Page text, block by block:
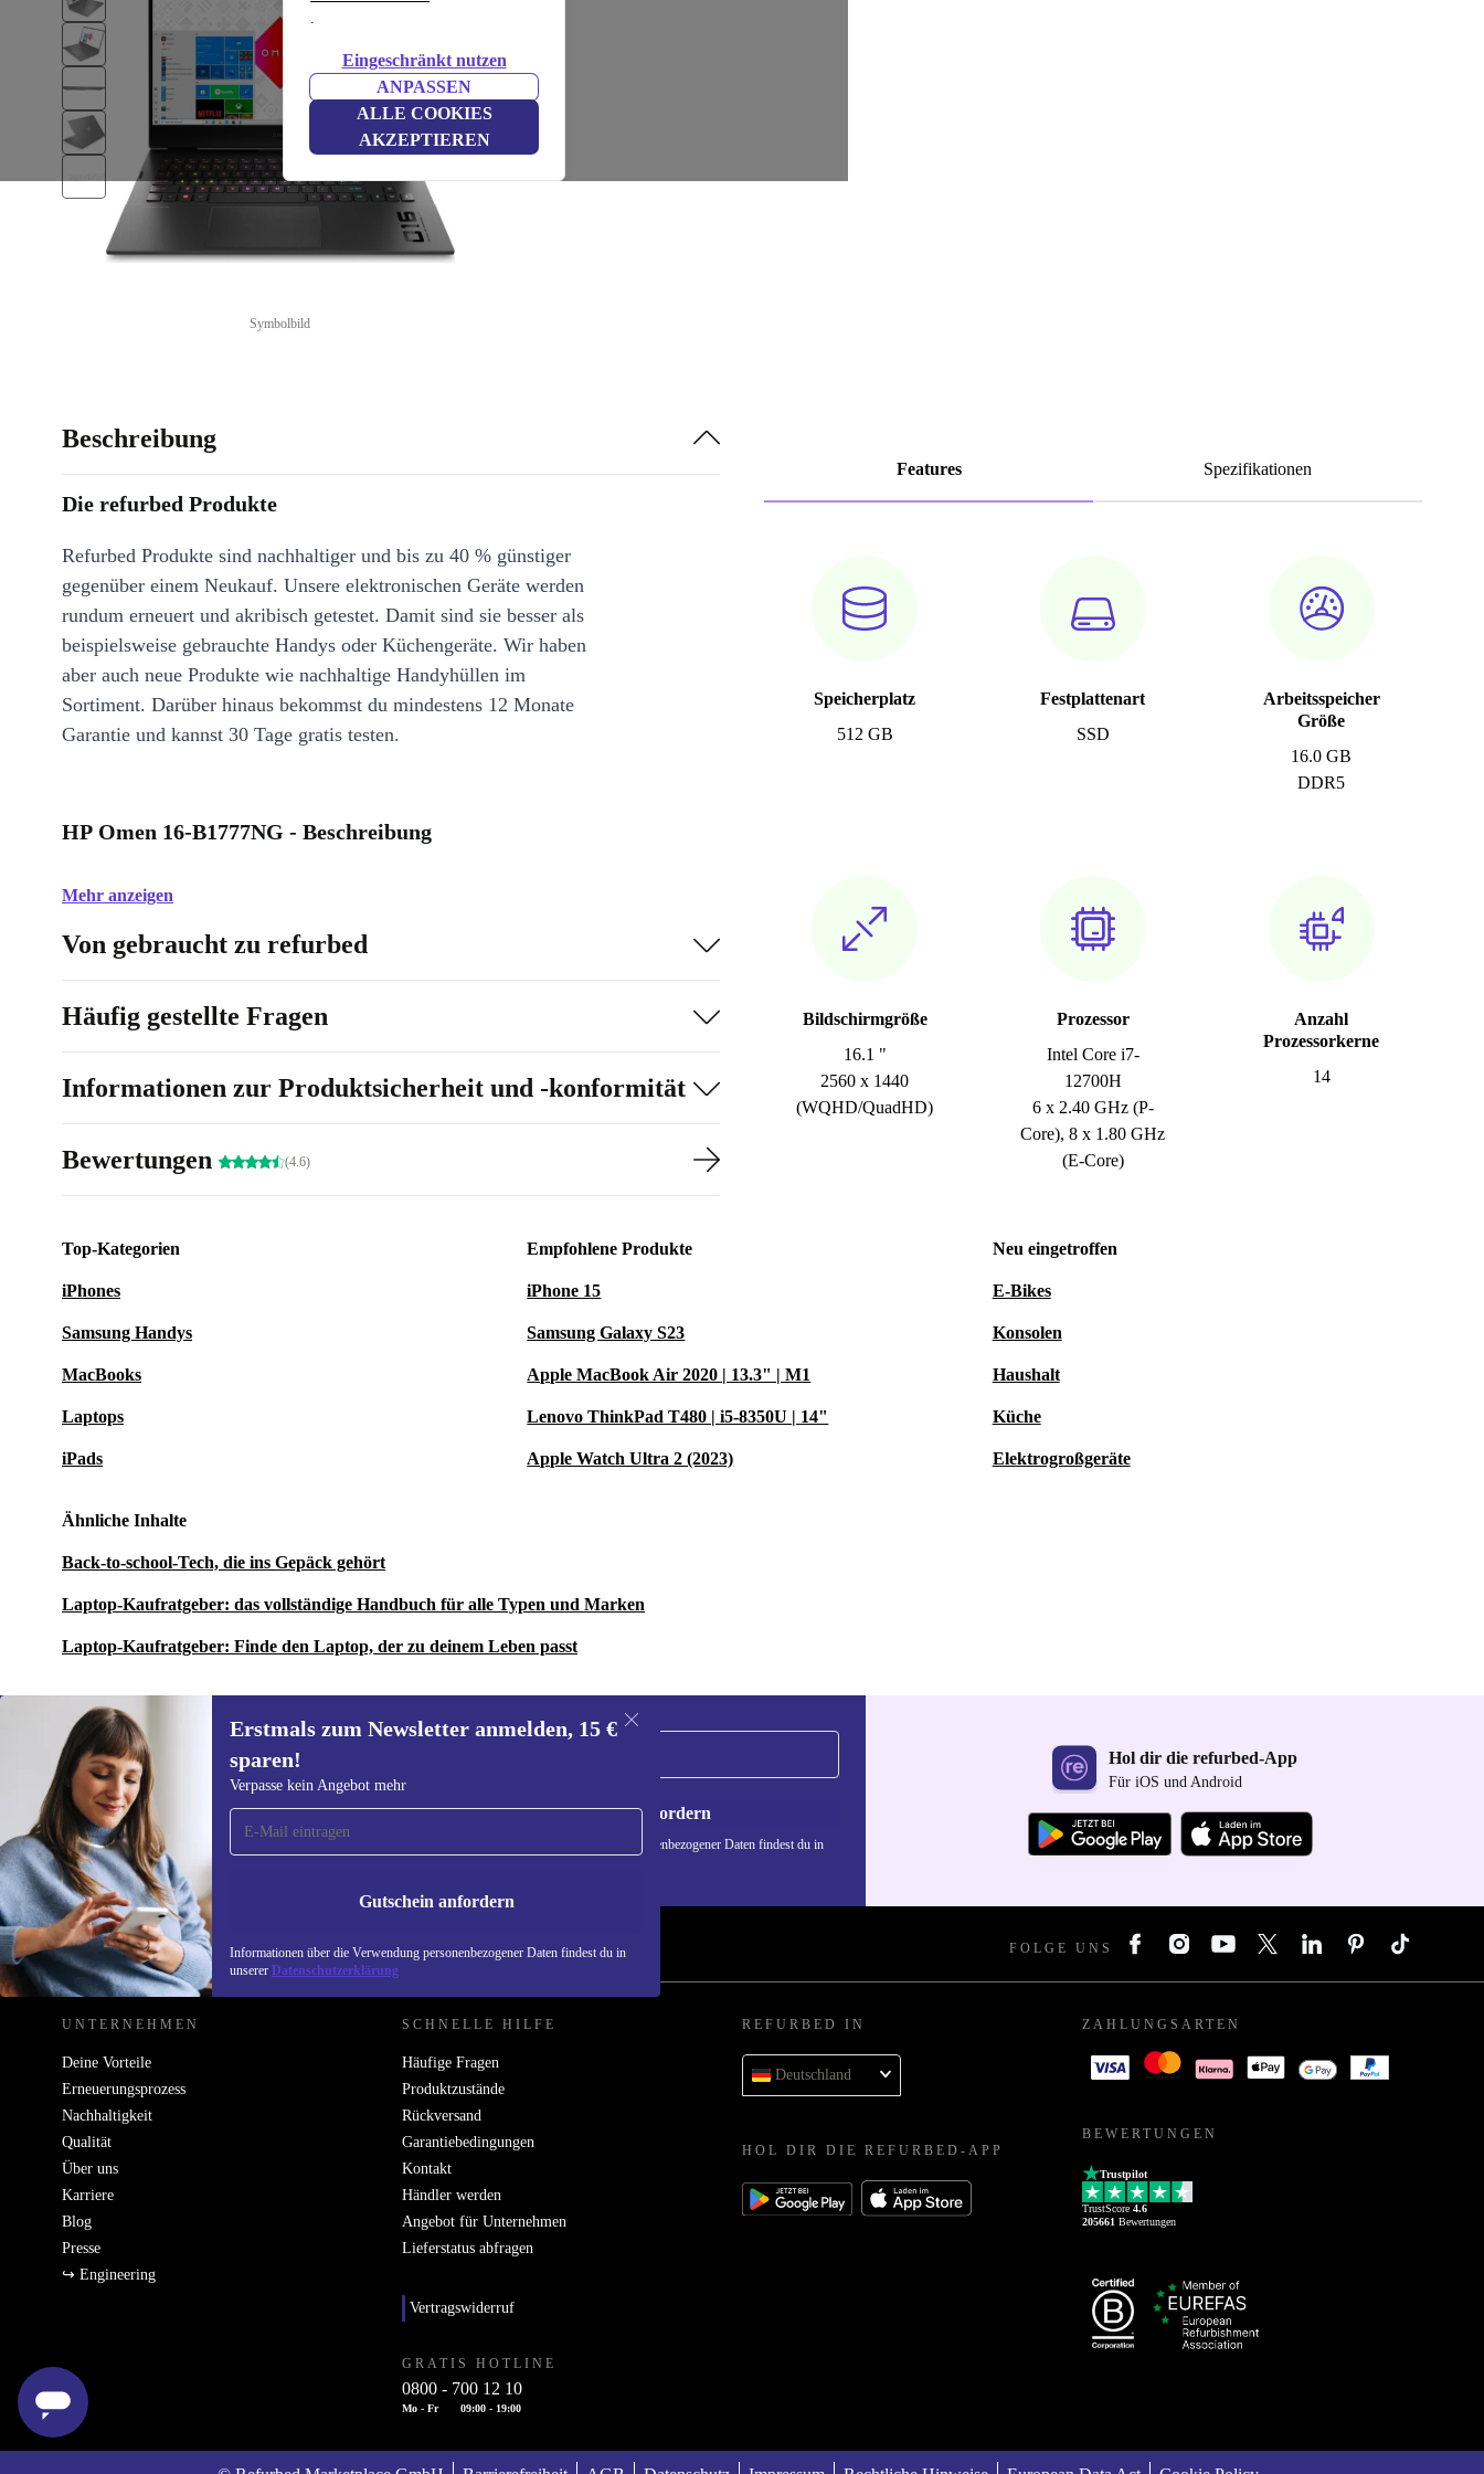
.
Eingeschränkt nutzen
ANPASSEN
ALLE COOKIES
AKZEPTIEREN
Symbolbild
Features Spezifikationen
Speicherplatz
512 GB
Festplattenart
SSD
Arbeitsspeicher
Größe
16.0 GB
DDR5
Bildschirmgröße
16.1 "
2560 x 1440
(WQHD/QuadHD)
Prozessor
Intel Core i7-
12700H
6 x 2.40 GHz (P-
Core), 8 x 1.80 GHz
(E-Core)
Anzahl
Prozessorkerne
14
Beschreibung
Die refurbed Produkte
Refurbed Produkte sind nachhaltiger und bis zu 40 % günstiger
gegenüber einem Neukauf. Unsere elektronischen Geräte werden
rundum erneuert und akribisch getestet. Damit sind sie besser als
beispielsweise gebrauchte Handys oder Küchengeräte. Wir haben
aber auch neue Produkte wie nachhaltige Handyhüllen im
Sortiment. Darüber hinaus bekommst du mindestens 12 Monate
Garantie und kannst 30 Tage gratis testen.
HP Omen 16-B1777NG - Beschreibung
Mehr anzeigen
Von gebraucht zu refurbed
Häufig gestellte Fragen
Informationen zur Produktsicherheit und -konformität
Bewertungen (4.6)
Top-Kategorien
iPhones
Samsung Handys
MacBooks
Laptops
iPads
Empfohlene Produkte
iPhone 15
Samsung Galaxy S23
Apple MacBook Air 2020 | 13.3" | M1
Lenovo ThinkPad T480 | i5-8350U | 14"
Apple Watch Ultra 2 (2023)
Neu eingetroffen
E-Bikes
Konsolen
Haushalt
Küche
Elektrogroßgeräte
Ähnliche Inhalte
Back-to-school-Tech, die ins Gepäck gehört
Laptop-Kaufratgeber: das vollständige Handbuch für alle Typen und Marken
Laptop-Kaufratgeber: Finde den Laptop, der zu deinem Leben passt
Erstmals zum Newsletter anmelden, 15 €
sparen!
Verpasse kein Angebot mehr
Gutschein anfordern
Informationen über die Verwendung personenbezogener Daten findest du in
unserer Datenschutzerklärung
Erstmals zum Newsletter
anmelden, 15 € sparen!
Verpasse kein Angebot mehr.
Gutschein anfordern
Informationen über die Verwendung personenbezogener Daten findest du in
Hol dir die refurbed-App
Für iOS und Android
REFURBED DEUTSCHLAND - RETHINK NEW. FOLGE UNS
UNTERNEHMEN
Deine Vorteile
Erneuerungsprozess
Nachhaltigkeit
Qualität
Über uns
Karriere
Blog
Presse
↪ Engineering
SCHNELLE HILFE
Häufige Fragen
Produktzustände
Rückversand
Garantiebedingungen
Kontakt
Händler werden
Angebot für Unternehmen
Lieferstatus abfragen
Vertragswiderruf
GRATIS HOTLINE
0800 - 700 12 10
Mo - Fr 09:00 - 19:00
REFURBED IN
Deutschland
HOL DIR DIE REFURBED-APP
ZAHLUNGSARTEN
BEWERTUNGEN
Trustpilot
TrustScore 4.6
205661 Bewertungen